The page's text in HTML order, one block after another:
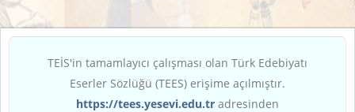
TEİS'in tamamlayıcı çalışması olan Türk Edebiyatı
Eserler Sözlüğü (TEES) erişime açılmıştır.
https://tees.yesevi.edu.tr adresinden